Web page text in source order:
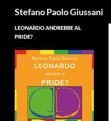
Stefano Paolo Giussani
LEONARDO ANDREBBE AL
PRIDE?